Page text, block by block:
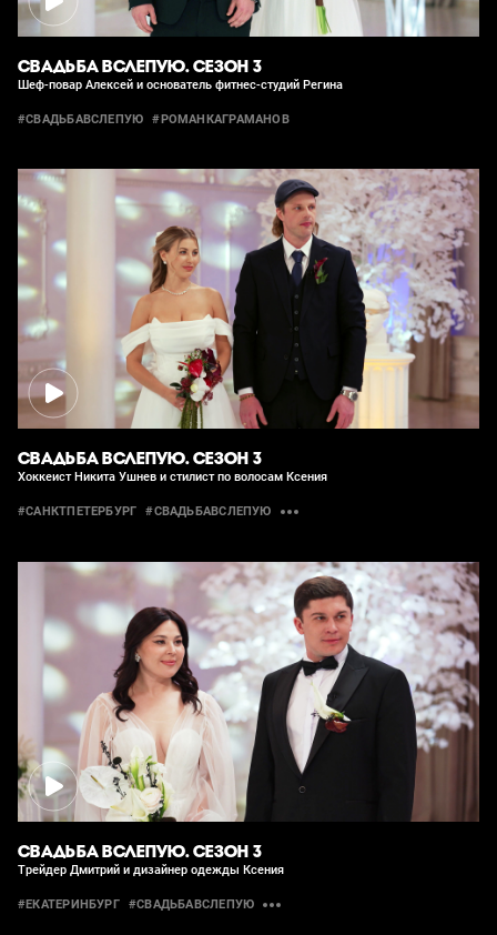
СВАДЬБА ВСЛЕПУЮ. СЕЗОН 3
Шеф-повар Алексей и основатель фитнес-студий Регина
#СВАДЬБАВСЛЕПУЮ #РОМАНКАГРАМАНОВ
СВАДЬБА ВСЛЕПУЮ. СЕЗОН 3
Хоккеист Никита Ушнев и стилист по волосам Ксения
#САНКТПЕТЕРБУРГ #СВАДЬБАВСЛЕПУЮ
СВАДЬБА ВСЛЕПУЮ. СЕЗОН 3
Трейдер Дмитрий и дизайнер одежды Ксения
#ЕКАТЕРИНБУРГ #СВАДЬБАВСЛЕПУЮ